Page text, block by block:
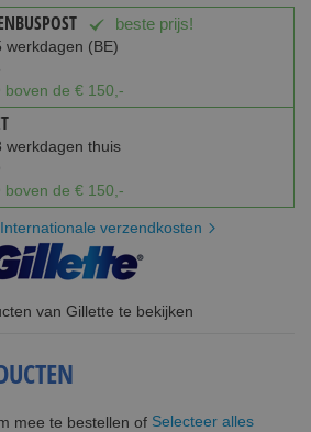
beste prijs!
werkdagen (BE)
boven de € 150,-
werkdagen thuis
boven de € 150,-
verzendkosten
van Gillette te bekijken
mee te bestellen of Selecteer alles